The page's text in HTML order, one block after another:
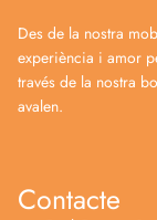
Des de la nostra
experiència i amor
través de la nostra
avalen.
Contacte